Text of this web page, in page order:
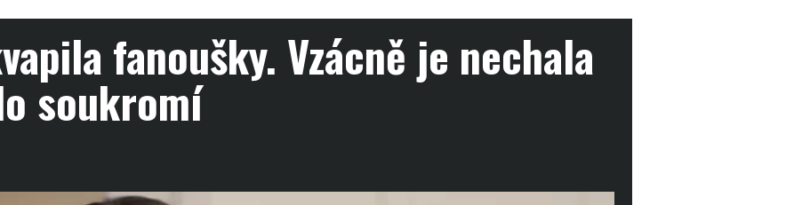
fanoušky. Vzácně je nechala
soukromí